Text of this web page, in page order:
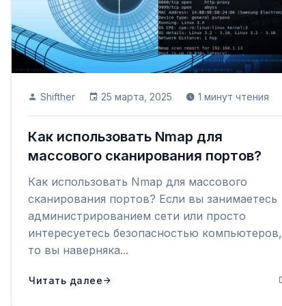
Shifther 25 марта, 2025 1 минут чтения
Как использовать Nmap для
массового сканирования портов?
Как использовать Nmap для массового
сканирования портов? Если вы занимаетесь
администрированием сети или просто
интересуетесь безопасностью компьютеров,
то вы наверняка...
Читать далее